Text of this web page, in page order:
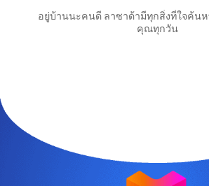
อยู่บ้านนะคนดี ลาซาด้ามีทุกสิ่งที่ใจค้น
คุณทุกวัน